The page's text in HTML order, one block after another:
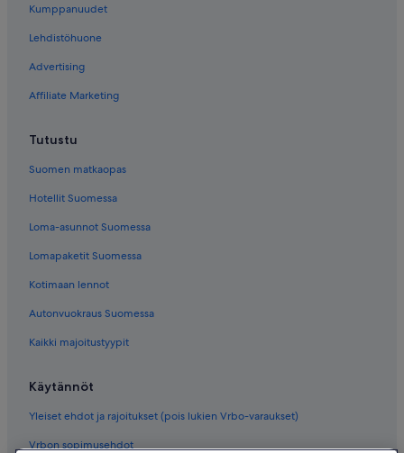
Kumppanuudet
Lehdistöhuone
Advertising
Affiliate Marketing
Tutustu
Suomen matkaopas
Hotellit Suomessa
Loma-asunnot Suomessa
Lomapaketit Suomessa
Kotimaan lennot
Autonvuokraus Suomessa
Kaikki majoitustyypit
Käytännöt
Yleiset ehdot ja rajoitukset (pois lukien Vrbo-varaukset)
Vrbon sopimusehdot